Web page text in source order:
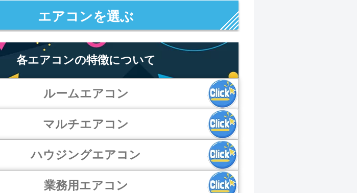
エアコンを選ぶ
各エアコンの特徴について
ルームエアコン
マルチエアコン
ハウジングエアコン
業務用エアコン